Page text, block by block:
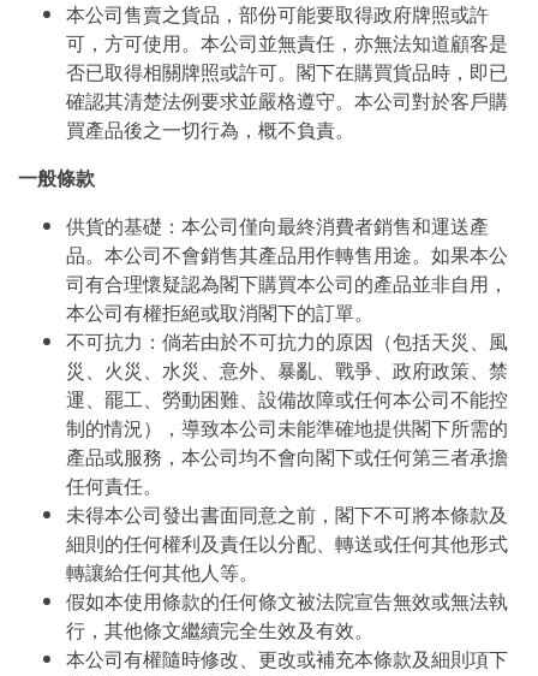
本公司售賣之貨品，部份可能要取得政府牌照或許
可，方可使用。本公司並無責任，亦無法知道顧客是
否已取得相關牌照或許可。閣下在購買貨品時，即已
確認其清楚法例要求並嚴格遵守。本公司對於客戶購
買產品後之一切行為，概不負責。
一般條款
供貨的基礎：本公司僅向最終消費者銷售和運送產
品。本公司不會銷售其產品用作轉售用途。如果本公
司有合理懷疑認為閣下購買本公司的產品並非自用，
本公司有權拒絕或取消閣下的訂單。
不可抗力：倘若由於不可抗力的原因（包括天災、風
災、火災、水災、意外、暴亂、戰爭、政府政策、禁
運、罷工、勞動困難、設備故障或任何本公司不能控
制的情況），導致本公司未能準確地提供閣下所需的
產品或服務，本公司均不會向閣下或任何第三者承擔
任何責任。
未得本公司發出書面同意之前，閣下不可將本條款及
細則的任何權利及責任以分配、轉送或任何其他形式
轉讓給任何其他人等。
假如本使用條款的任何條文被法院宣告無效或無法執
行，其他條文繼續完全生效及有效。
本公司有權隨時修改、更改或補充本條款及細則項下